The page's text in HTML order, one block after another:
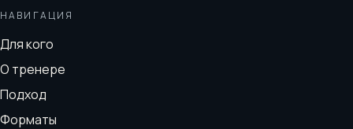
НАВИГАЦИЯ
Для кого
О тренере
Подход
Форматы